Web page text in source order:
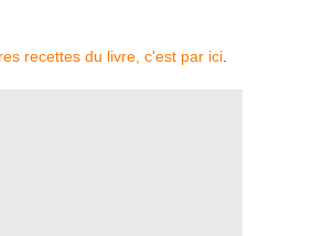
recettes du livre, c'est par ici